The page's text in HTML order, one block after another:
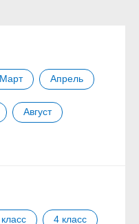
Март Апрель
Август
4 класс